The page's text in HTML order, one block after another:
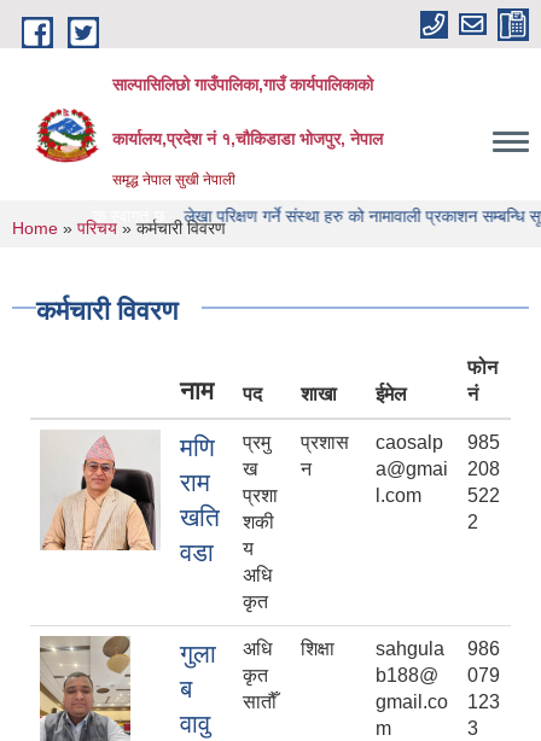
Skip to main content
साल्पासिलिछो गाउँपालिका,गाउँ कार्यपालिकाको
कार्यालय,प्रदेश नं १,चौकिडाडा भोजपुर, नेपाल
समृद्ध नेपाल सुखी नेपाली
लेखा परिक्षण गर्ने संस्था हरु को नामावाली प्रकाशन सम्बन्धि सूचना लेखा
You are here
Home » परिचय » कर्मचारी विवरण
कर्मचारी विवरण
नाम पद शाखा ईमेल
फोन
नं
मणि
राम
खति
वडा
प्रमु
ख
प्रशा
शकी
य
अधि
कृत
प्रशास
न
caosalp
a@gmai
l.com
985
208
522
2
गुला
ब
वावु
अधि
कृत
सातौँ
शिक्षा
sahgula
b188@
gmail.co
m
986
079
123
3